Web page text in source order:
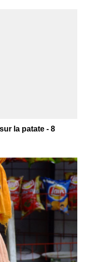
la patate - 8